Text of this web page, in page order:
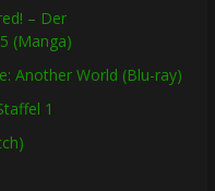
– Der
(Manga)
Another World (Blu-ray)
1